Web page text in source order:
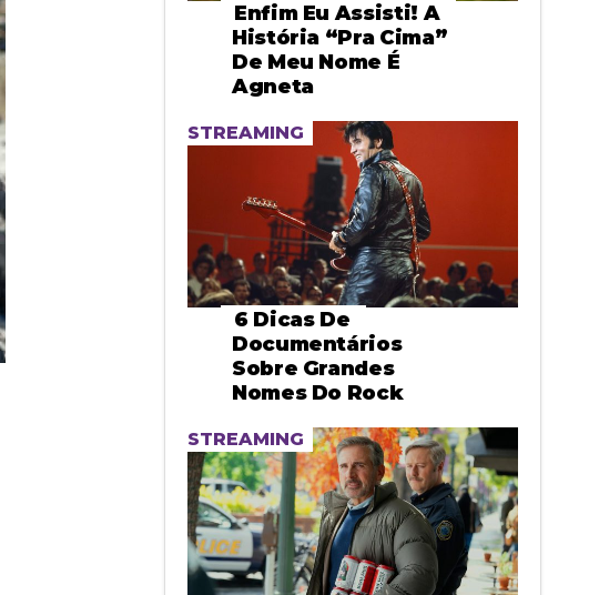
Enfim Eu Assisti! A
História “pra Cima”
De Meu Nome É
Agneta
STREAMING
6 Dicas De
Documentários
Sobre Grandes
Nomes Do Rock
STREAMING